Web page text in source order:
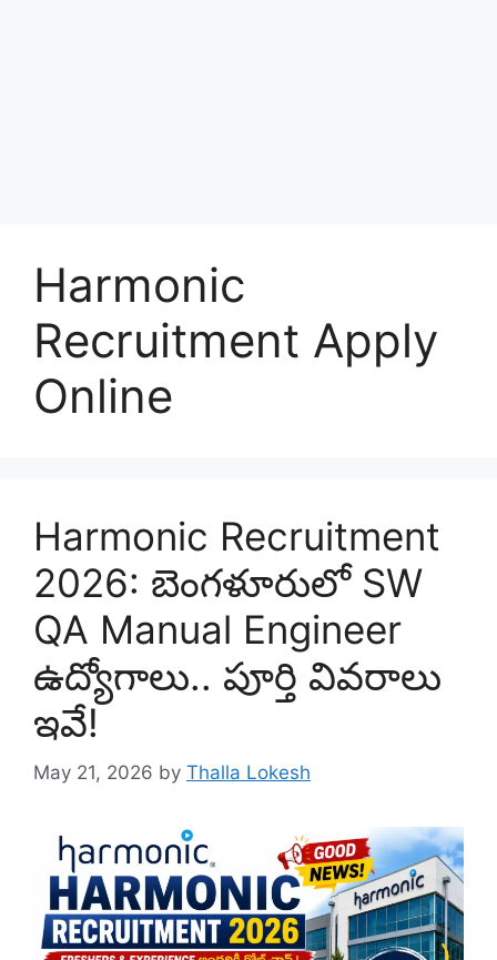
Harmonic
Recruitment Apply
Online
Harmonic Recruitment
2026: బెంగళూరులో SW
QA Manual Engineer
ఉద్యోగాలు.. పూర్తి వివరాలు
ఇవే!
May 21, 2026 by Thalla Lokesh